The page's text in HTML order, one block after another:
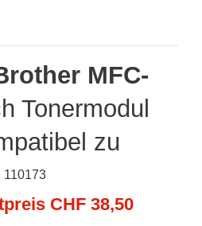
MFC-
Tonermodul
zu
110173
CHF 38,50